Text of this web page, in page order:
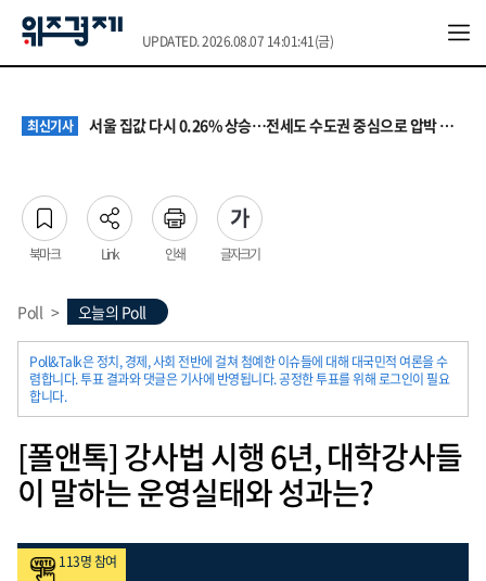
UPDATED. 2026.08.07 14:01:41(금)
최신기사 서울 집값 다시 0.26% 상승…전세도 수도권 중심으로 압박 커져
최신기사 원·하청 교섭 갈등에 안전 지원 위축까지… 노란봉투법 불확실성 해법은
최신기사 청소년 혐오 표현, '처벌과 낙인'에서 '교양과 상식'으로
북마크 Link 인쇄 글자크기
Poll > 오늘의 Poll
Poll&Talk은 정치, 경제, 사회 전반에 걸쳐 첨예한 이슈들에 대해 대국민적 여론을 수
렴합니다. 투표 결과와 댓글은 기사에 반영됩니다. 공정한 투표를 위해 로그인이 필요
합니다.
[폴앤톡] 강사법 시행 6년, 대학강사들
이 말하는 운영실태와 성과는?
113명 참여